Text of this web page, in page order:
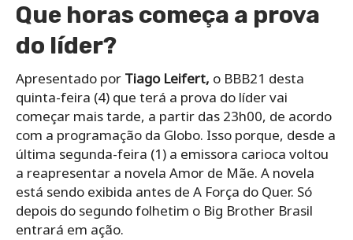
Que horas começa a prova
do líder?
Apresentado por Tiago Leifert, o BBB21 desta
quinta-feira (4) que terá a prova do líder vai
começar mais tarde, a partir das 23h00, de acordo
com a programação da Globo. Isso porque, desde a
última segunda-feira (1) a emissora carioca voltou
a reapresentar a novela Amor de Mãe. A novela
está sendo exibida antes de A Força do Quer. Só
depois do segundo folhetim o Big Brother Brasil
entrará em ação.